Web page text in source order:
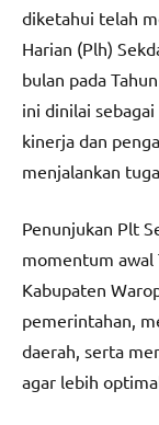
diketahui telah
Harian (Plh)
bulan pada
ini dinilai
kinerja dan
menjalankan
Penunjukan Plt
momentum awal
Kabupaten
pemerintahan,
daerah, serta
agar lebih